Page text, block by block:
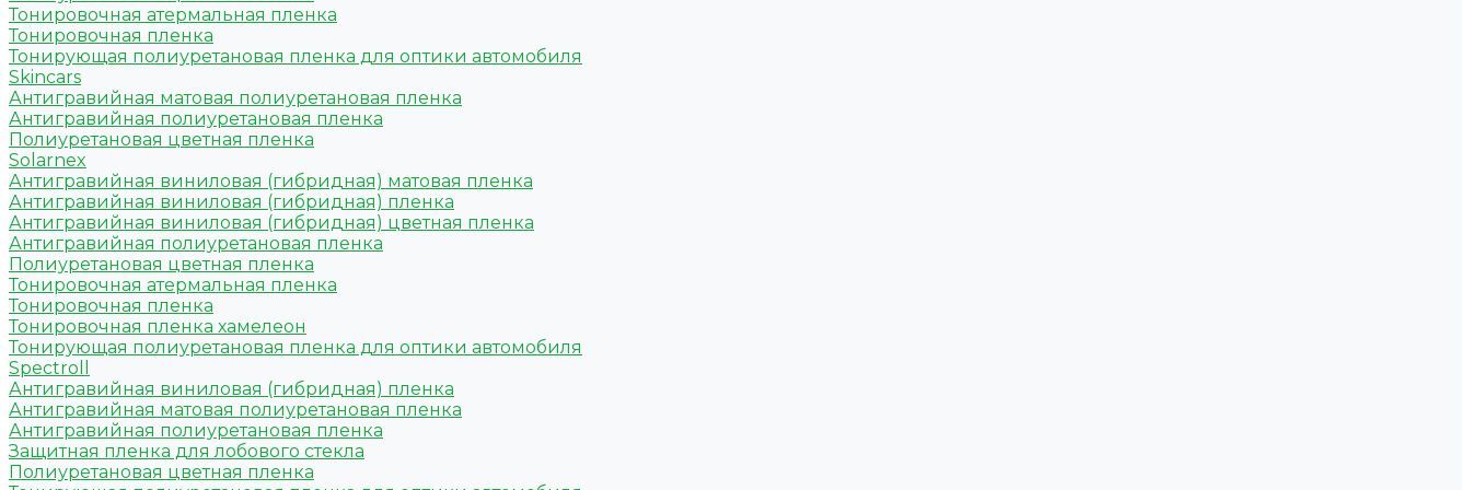
Тонировочная атермальная пленка
Тонировочная пленка
Тонирующая полиуретановая пленка для оптики автомобиля
Skincars
Антигравийная матовая полиуретановая пленка
Антигравийная полиуретановая пленка
Полиуретановая цветная пленка
Solarnex
Антигравийная виниловая (гибридная) матовая пленка
Антигравийная виниловая (гибридная) пленка
Антигравийная виниловая (гибридная) цветная пленка
Антигравийная полиуретановая пленка
Полиуретановая цветная пленка
Тонировочная атермальная пленка
Тонировочная пленка
Тонировочная пленка хамелеон
Тонирующая полиуретановая пленка для оптики автомобиля
Spectroll
Антигравийная виниловая (гибридная) пленка
Антигравийная матовая полиуретановая пленка
Антигравийная полиуретановая пленка
Защитная пленка для лобового стекла
Полиуретановая цветная пленка